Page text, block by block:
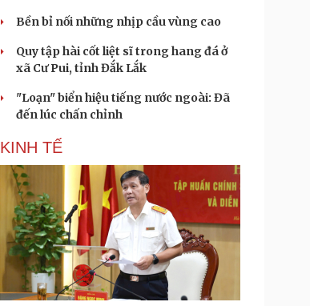
Bền bỉ nối những nhịp cầu vùng cao
Quy tập hài cốt liệt sĩ trong hang đá ở
xã Cư Pui, tỉnh Đắk Lắk
"Loạn" biển hiệu tiếng nước ngoài: Đã
đến lúc chấn chỉnh
KINH TẾ